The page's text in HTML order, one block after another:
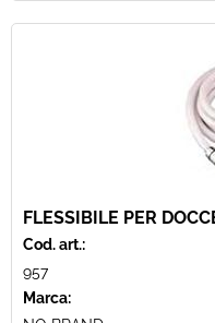
FLESSIBILE PER
Cod. art.:
957
Marca: